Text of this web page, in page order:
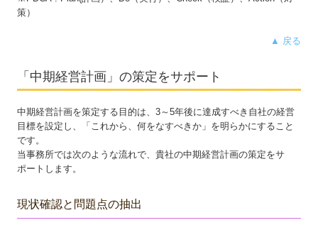
事務所通信
リンク集
補助金・助成金・融資情報
関与先向け融資商品ご紹介
策）
▲ 戻る
「中期経営計画」の策定をサポート
中期経営計画を策定する目的は、3～5年後に達成すべき自社の経営
目標を設定し、「これから、何をなすべきか」を明らかにすること
です。
当事務所では次のような流れで、貴社の中期経営計画の策定をサ
ポートします。
現状確認と問題点の抽出